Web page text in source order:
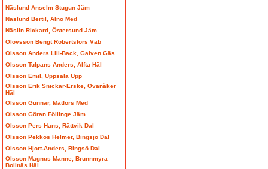
Näslund Anselm Stugun Jäm
Näslund Bertil, Alnö Med
Näslin Rickard, Östersund Jäm
Olovsson Bengt Robertsfors Väb
Olsson Anders Lill-Back, Galven Gäs
Olsson Tulpans Anders, Alfta Häl
Olsson Emil, Uppsala Upp
Olsson Erik Snickar-Erske, Ovanåker
Häl
Olsson Gunnar, Matfors Med
Olsson Göran Föllinge Jäm
Olsson Pers Hans, Rättvik Dal
Olsson Pekkos Helmer, Bingsjö Dal
Olsson Hjort-Anders, Bingsö Dal
Olsson Magnus Manne, Brunnmyra
Bollnäs Häl